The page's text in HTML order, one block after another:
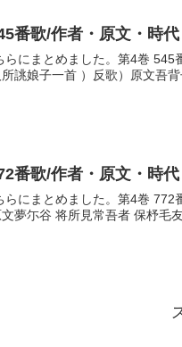
番歌/作者・原文・時
らにまとめました。第4巻
誂娘子一首 ）反歌）原文吾
番歌/作者・原文・時
らにまとめました。第4巻
夢尓谷 将所見常吾者 保杼毛